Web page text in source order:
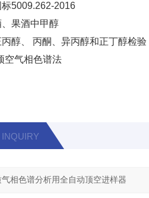
5009.262-2016
果酒中甲醇
醇、 丙酮、异丙醇和正丁醇检验
空气相色谱法